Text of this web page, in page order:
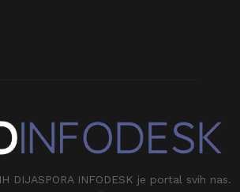
DIJASPORA INFODESK je portal svih nas.